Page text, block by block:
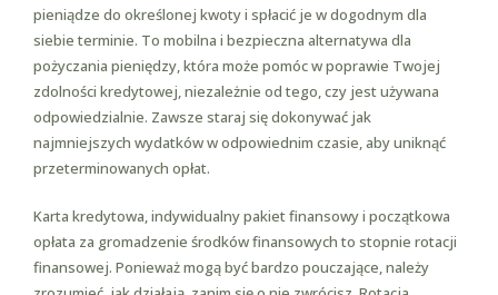
pieniądze do określonej kwoty i spłacić je w dogodnym dla
siebie terminie. To mobilna i bezpieczna alternatywa dla
pożyczania pieniędzy, która może pomóc w poprawie Twojej
zdolności kredytowej, niezależnie od tego, czy jest używana
odpowiedzialnie. Zawsze staraj się dokonywać jak
najmniejszych wydatków w odpowiednim czasie, aby uniknąć
przeterminowanych opłat.
Karta kredytowa, indywidualny pakiet finansowy i początkowa
opłata za gromadzenie środków finansowych to stopnie rotacji
finansowej. Ponieważ mogą być bardzo pouczające, należy